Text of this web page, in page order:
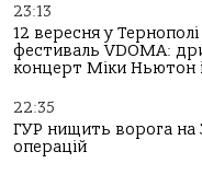
23:13
12 вересня у
фестиваль VDOMA:
концерт Міки Ньютон
22:35
ГУР нищить ворога на
операцій